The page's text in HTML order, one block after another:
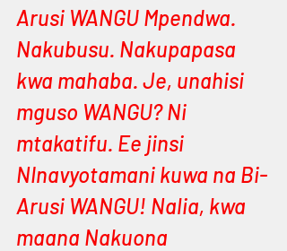
Arusi WANGU Mpendwa.
Nakubusu. Nakupapasa
kwa mahaba. Je, unahisi
mguso WANGU? Ni
mtakatifu. Ee jinsi
NInavyotamani kuwa na Bi-
Arusi WANGU! Nalia, kwa
maana Nakuona